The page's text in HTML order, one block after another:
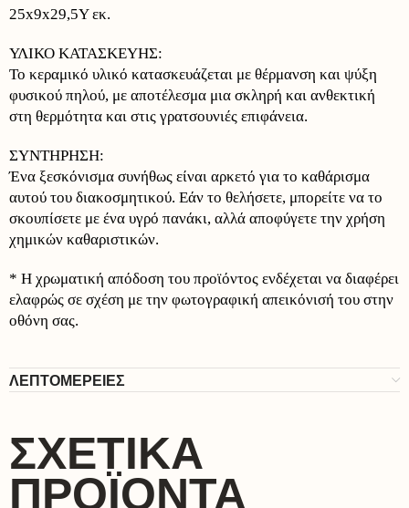
25x9x29,5Y εκ.
ΥΛΙΚΟ ΚΑΤΑΣΚΕΥΗΣ:
Το κεραμικό υλικό κατασκευάζεται με θέρμανση και ψύξη
φυσικού πηλού, με αποτέλεσμα μια σκληρή και ανθεκτική
στη θερμότητα και στις γρατσουνιές επιφάνεια.
ΣΥΝΤΗΡΗΣΗ:
Ένα ξεσκόνισμα συνήθως είναι αρκετό για το καθάρισμα
αυτού του διακοσμητικού. Εάν το θελήσετε, μπορείτε να το
σκουπίσετε με ένα υγρό πανάκι, αλλά αποφύγετε την χρήση
χημικών καθαριστικών.
* Η χρωματική απόδοση του προϊόντος ενδέχεται να διαφέρει
ελαφρώς σε σχέση με την φωτογραφική απεικόνισή του στην
οθόνη σας.
ΛΕΠΤΟΜΕΡΕΙΕΣ
ΣΧΕΤΙΚΆ
ΠΡΟΪΌΝΤΑ